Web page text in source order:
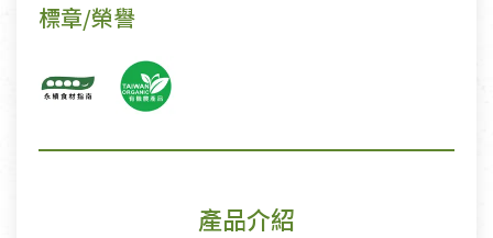
標章/榮譽
產品介紹